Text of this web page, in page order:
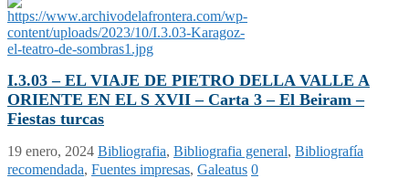
I.3.03 – EL VIAJE DE PIETRO DELLA VALLE A
ORIENTE EN EL S XVII – Carta 3 – El Beiram –
Fiestas turcas
19 enero, 2024 Bibliografia, Bibliografia general, Bibliografía
recomendada, Fuentes impresas, Galeatus 0